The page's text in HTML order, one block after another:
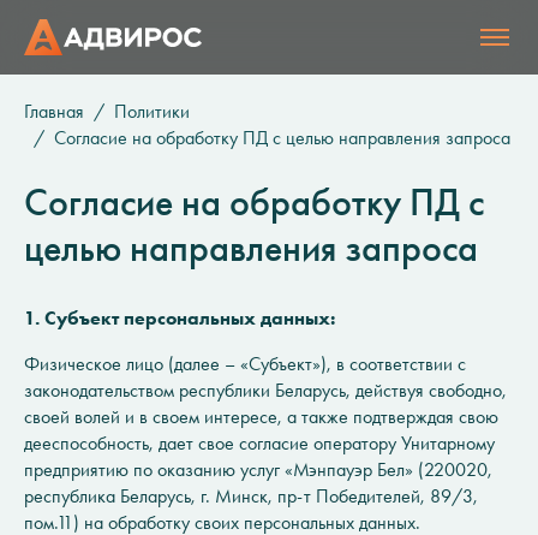
Главная
Политики
Согласие на обработку ПД с целью направления запроса
Согласие на обработку ПД с
целью направления запроса
1. Субъект персональных данных:
Физическое лицо (далее – «Субъект»), в соответствии с
законодательством республики Беларусь, действуя свободно,
своей волей и в своем интересе, а также подтверждая свою
дееспособность, дает свое согласие оператору Унитарному
предприятию по оказанию услуг «Мэнпауэр Бел» (220020,
республика Беларусь, г. Минск, пр-т Победителей, 89/3,
пом.11) на обработку своих персональных данных.